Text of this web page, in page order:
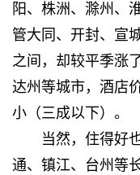
阳、株洲、滁州、
管大同、开封、宣
之间，却较平季涨
达州等城市，酒店
小（三成以下）。
当然，住得好也
通、镇江、台州等